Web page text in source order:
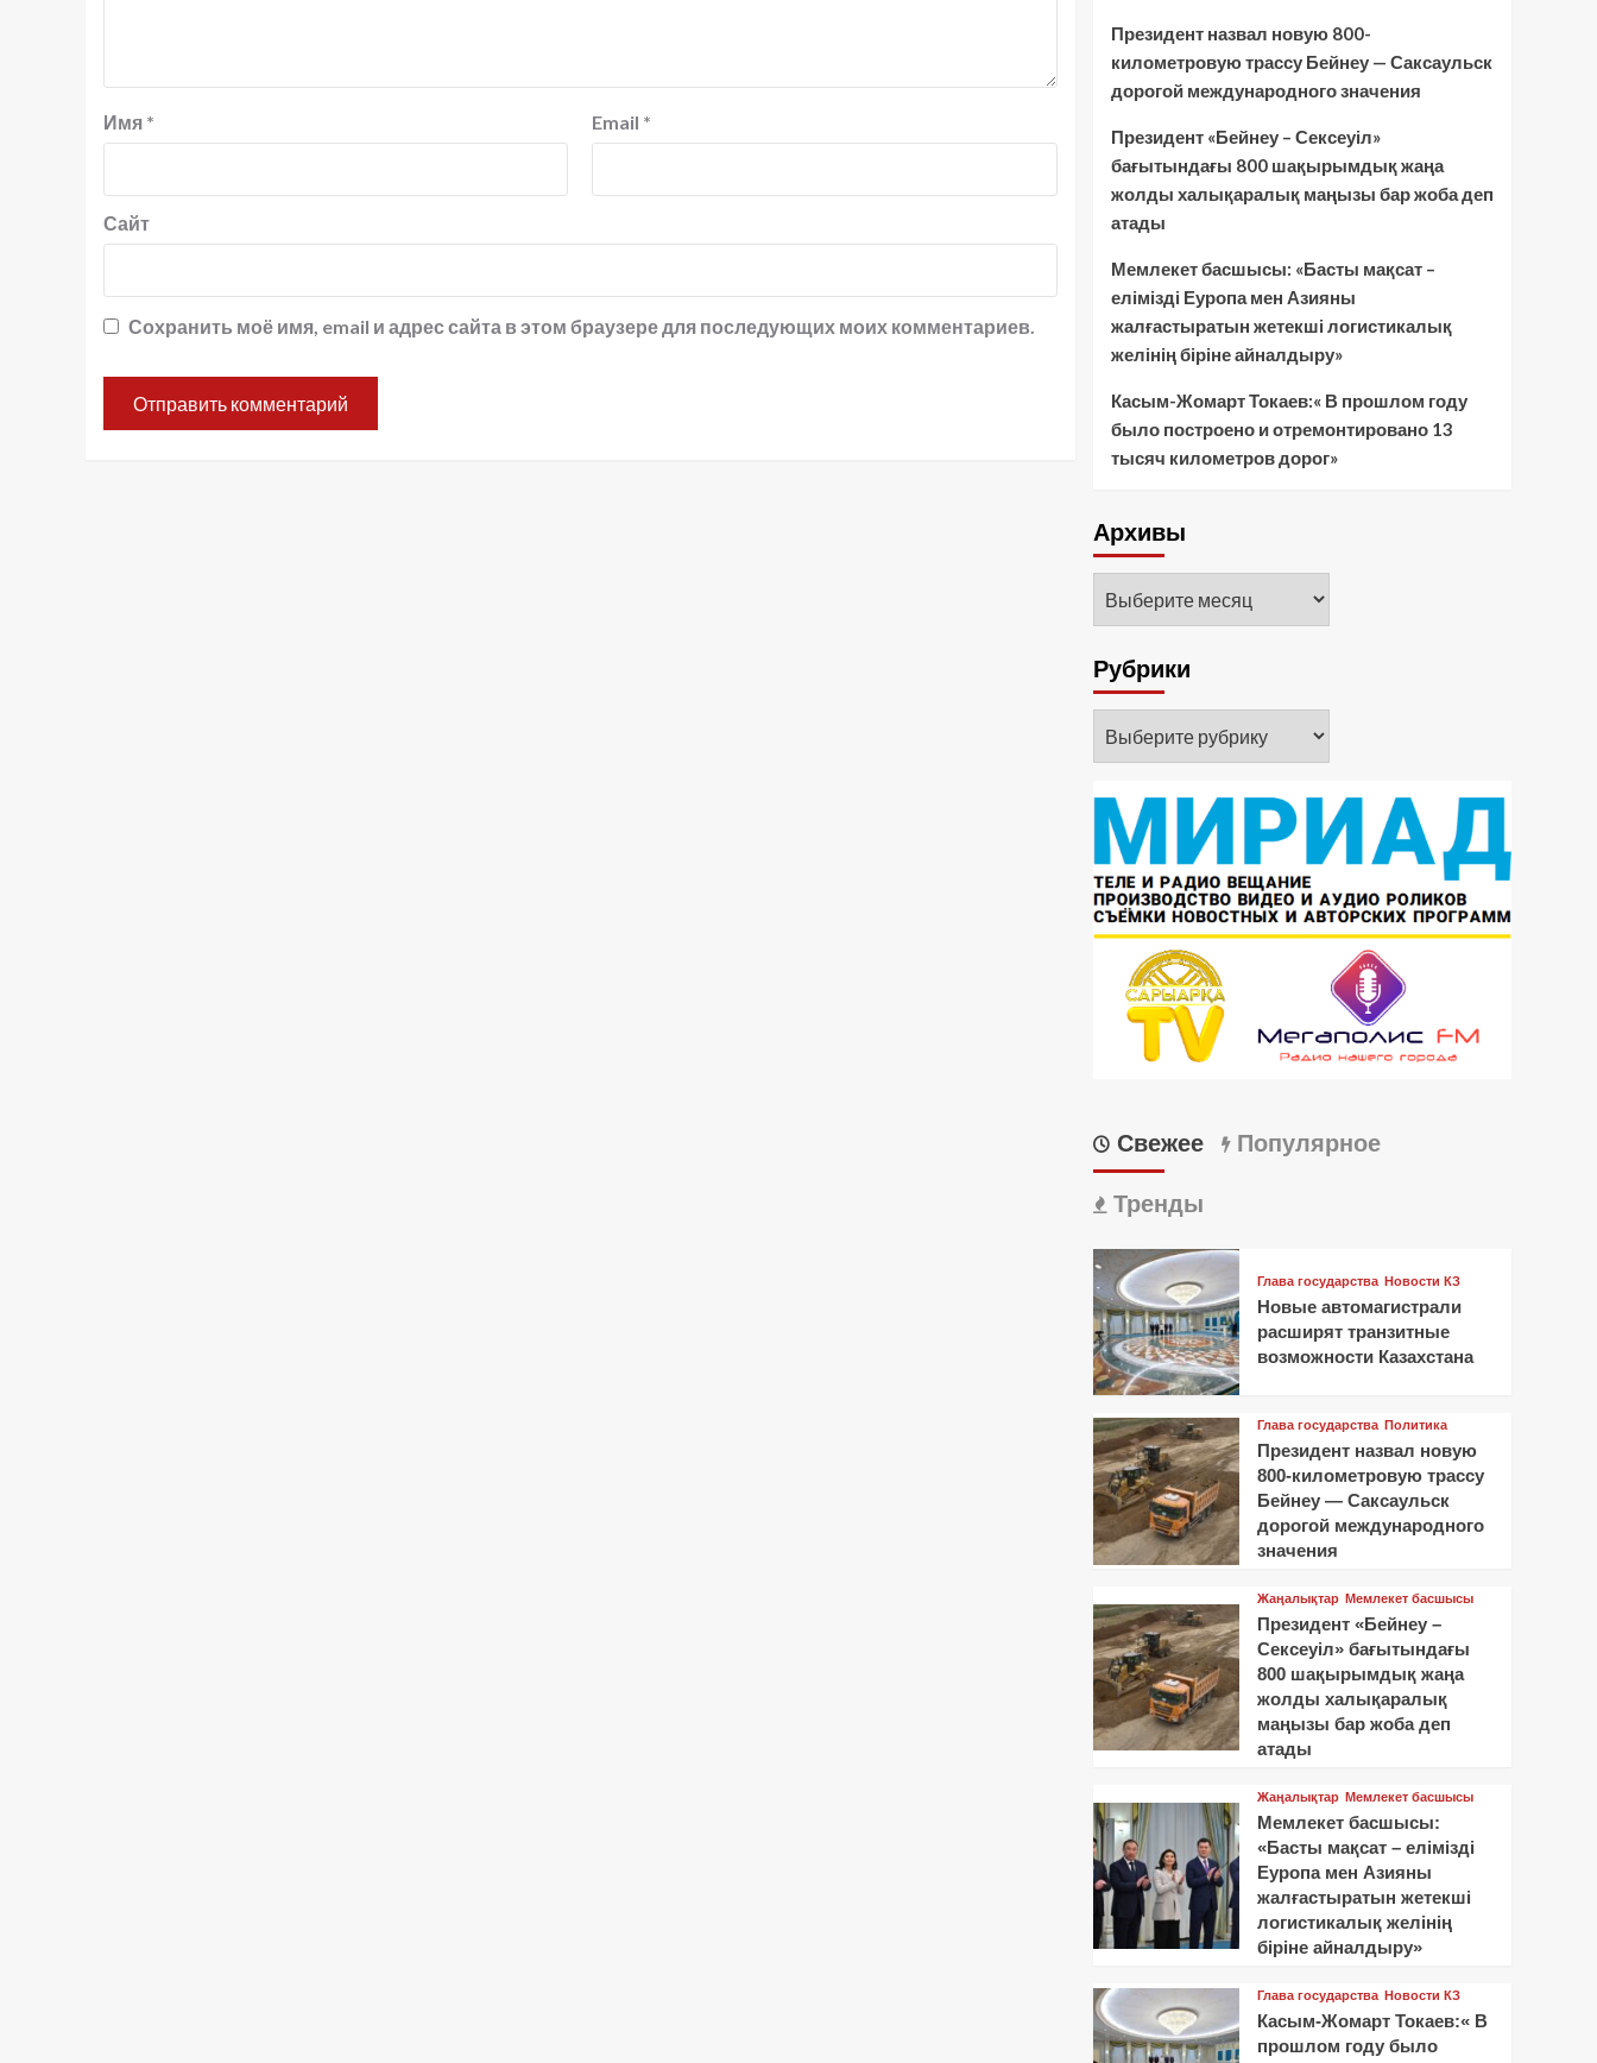
Имя * Email *
Сайт
Сохранить моё имя, email и адрес сайта в этом браузере для последующих моих комментариев.
Президент назвал новую 800-
километровую трассу Бейнеу — Саксаульск
дорогой международного значения
Президент «Бейнеу – Сексеуіл»
бағытындағы 800 шақырымдық жаңа
жолды халықаралық маңызы бар жоба деп
атады
Мемлекет басшысы: «Басты мақсат –
елімізді Еуропа мен Азияны
жалғастыратын жетекші логистикалық
желінің біріне айналдыру»
Касым-Жомарт Токаев:« В прошлом году
было построено и отремонтировано 13
тысяч километров дорог»
Архивы
Рубрики
Свежее Популярное
Тренды
Глава государства Новости КЗ
Новые автомагистрали
расширят транзитные
возможности Казахстана
Глава государства Политика
Президент назвал новую
800-километровую трассу
Бейнеу — Саксаульск
дорогой международного
значения
Жаңалықтар Мемлекет басшысы
Президент «Бейнеу –
Сексеуіл» бағытындағы
800 шақырымдық жаңа
жолды халықаралық
маңызы бар жоба деп
атады
Жаңалықтар Мемлекет басшысы
Мемлекет басшысы:
«Басты мақсат – елімізді
Еуропа мен Азияны
жалғастыратын жетекші
логистикалық желінің
біріне айналдыру»
Глава государства Новости КЗ
Касым-Жомарт Токаев:« В
прошлом году было